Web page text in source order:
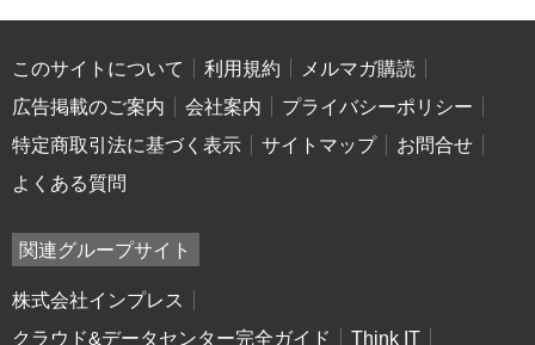
このサイトについて 利用規約
メルマガ購読
広告掲載のご案内
会社案内
プライバシーポリシー
特定商取引法に基づく表示
サイトマップ
お問合せ
よくある質問
関連グループサイト
株式会社インプレス
クラウド&データセンター完全ガイド
Think IT